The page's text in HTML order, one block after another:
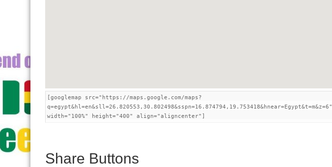
[googlemap src="https://maps.google.com/maps?
q=egypt&hl=en&sll=26.820553,30.802498&sspn=16.874794,19.753418&hnear=Egypt&t=m&z=6"
width="100%" height="400" align="aligncenter"]
Share Buttons